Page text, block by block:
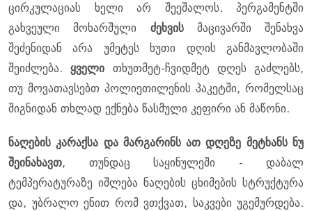
ცირკულაციას ხელი არ შეეშალოს. პერგამენტში
გახვეული მოხარშული ძეხვისმაცივარში შენახვა
შეძენიდან არა უმეტეს ხუთი დღის განმავლობაში
შეიძლება.ყველი თხუთმეტ-ჩვიდმეტ დღეს გაძლებს,
თუ მოვათავსებთ პოლიეთილენის პაკეტში, რომელსაც
შიგნიდან თხლად ექნება წასმული კეფირი ან მაწონი.
ნაღების კარაქსა და მარგარინს ათ დღეზე მეტხანს ნუ
შეინახავთ, თუნდაც საყინულეში - დაბალ
ტემპერატურაზე იშლება ნაღების ცხიმების სტრუქტურა
და, უბრალო ენით რომ ვთქვათ, საკვები უგემურდება.